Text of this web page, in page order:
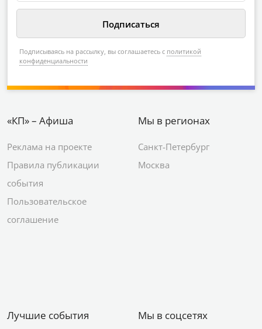
Подписываясь на рассылку, вы соглашаетесь с политикой
конфиденциальности
«КП» – Афиша
Реклама на проекте
Правила публикации
события
Пользовательское
соглашение
Мы в регионах
Санкт-Петербург
Москва
Лучшие события Мы в соцсетях